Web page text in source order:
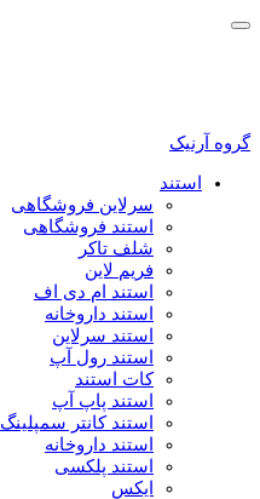
گروه آرنیک
استند
سرلاین فروشگاهی
استند فروشگاهی
شلف تاکر
فریم لاین
استند ام دی اف
استند داروخانه
استند سرلاین
استند رول آپ
کات استند
استند پاپ آپ
استند کانتر سمپلینگ
استند داروخانه
استند پلکسی
ایکس